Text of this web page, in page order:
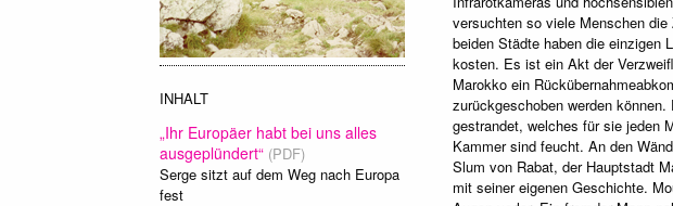
versuchten so viele Menschen
beiden Städte haben die einzigen
kosten. Es ist ein Akt der
Marokko ein
zurückgeschoben werden
gestrandet, welches für sie jeden
Kammer sind feucht. An den
Slum von Rabat, der Hauptstadt
mit seiner eigenen Geschichte.
INHALT
„Ihr Europäer habt bei uns alles
ausgeplündert“ (PDF)
Serge sitzt auf dem Weg nach Europa
fest